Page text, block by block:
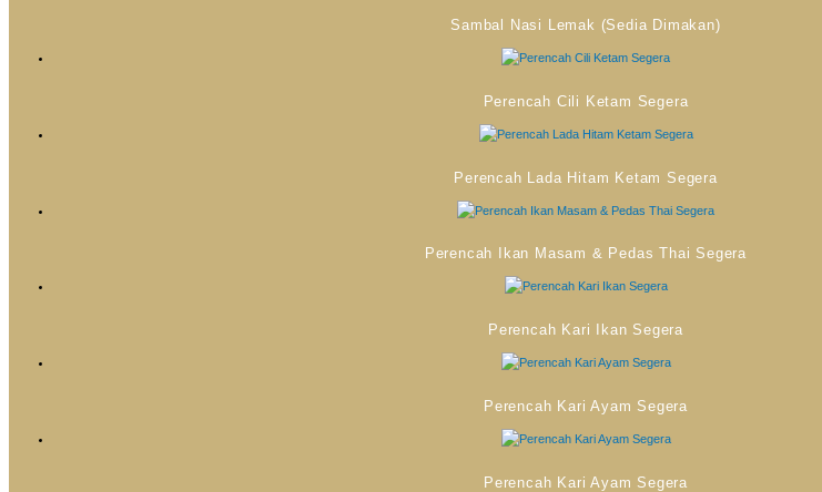
Sambal Nasi Lemak (Sedia Dimakan)
Perencah Cili Ketam Segera
Perencah Lada Hitam Ketam Segera
Perencah Ikan Masam & Pedas Thai Segera
Perencah Kari Ikan Segera
Perencah Kari Ayam Segera
Perencah Kari Ayam Segera